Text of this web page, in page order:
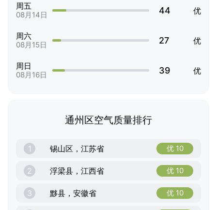
周五
08月14日 44 优
周六
08月15日 27 优
周日
08月16日 39 优
通州区空气质量排行
1 锡山区，江苏省 优 10
2 浮梁县，江西省 优 10
3 黟县，安徽省 优 10